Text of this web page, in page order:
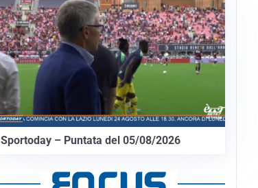
Sportoday – Puntata del 05/08/2026